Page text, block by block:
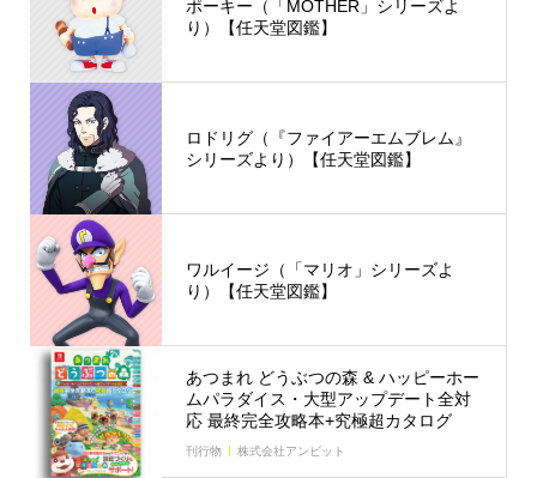
ポーキー（「MOTHER」シリーズよ
り）【任天堂図鑑】
ロドリグ（『ファイアーエムブレム』
シリーズより）【任天堂図鑑】
ワルイージ（「マリオ」シリーズよ
り）【任天堂図鑑】
あつまれ どうぶつの森 & ハッピーホー
ムパラダイス・大型アップデート全対
応 最終完全攻略本+究極超カタログ
刊行物 株式会社アンビット